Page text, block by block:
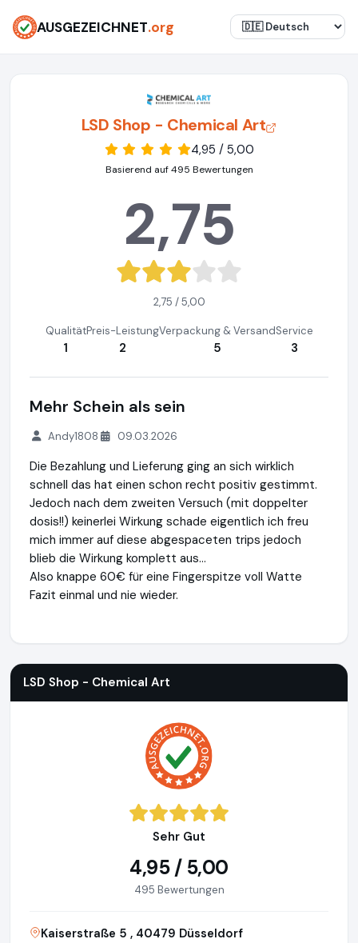
AUSGEZEICHNET.org
LSD Shop - Chemical Art
4,95 / 5,00
Basierend auf 495 Bewertungen
2,75
2,75 / 5,00
Qualität
1
Preis-Leistung
2
Verpackung & Versand
5
Service
3
Mehr Schein als sein
Andy1808 09.03.2026
Die Bezahlung und Lieferung ging an sich wirklich
schnell das hat einen schon recht positiv gestimmt.
Jedoch nach dem zweiten Versuch (mit doppelter
dosis!!) keinerlei Wirkung schade eigentlich ich freu
mich immer auf diese abgespaceten trips jedoch
blieb die Wirkung komplett aus...
Also knappe 60€ für eine Fingerspitze voll Watte
Fazit einmal und nie wieder.
LSD Shop - Chemical Art
Sehr Gut
4,95 / 5,00
495 Bewertungen
Kaiserstraße 5 , 40479 Düsseldorf